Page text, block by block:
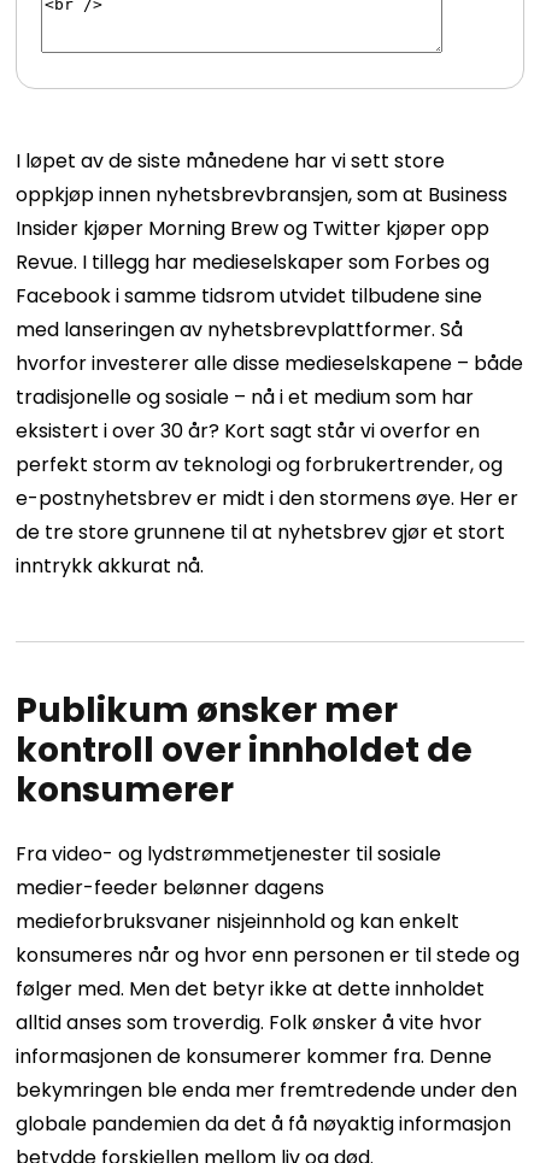
I løpet av de siste månedene har vi sett store
oppkjøp innen nyhetsbrevbransjen, som at Business
Insider kjøper Morning Brew og Twitter kjøper opp
Revue. I tillegg har medieselskaper som Forbes og
Facebook i samme tidsrom utvidet tilbudene sine
med lanseringen av nyhetsbrevplattformer. Så
hvorfor investerer alle disse medieselskapene – både
tradisjonelle og sosiale – nå i et medium som har
eksistert i over 30 år? Kort sagt står vi overfor en
perfekt storm av teknologi og forbrukertrender, og
e-postnyhetsbrev er midt i den stormens øye. Her er
de tre store grunnene til at nyhetsbrev gjør et stort
inntrykk akkurat nå.
Publikum ønsker mer
kontroll over innholdet de
konsumerer
Fra video- og lydstrømmetjenester til sosiale
medier-feeder belønner dagens
medieforbruksvaner nisjeinnhold og kan enkelt
konsumeres når og hvor enn personen er til stede og
følger med. Men det betyr ikke at dette innholdet
alltid anses som troverdig. Folk ønsker å vite hvor
informasjonen de konsumerer kommer fra. Denne
bekymringen ble enda mer fremtredende under den
globale pandemien da det å få nøyaktig informasjon